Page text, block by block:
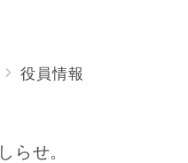
役員情報
らせ。